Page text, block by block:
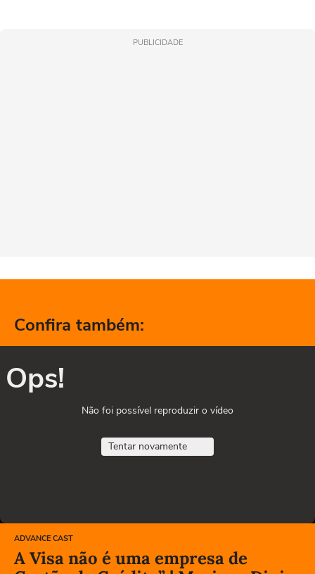
PUBLICIDADE
Confira também:
Ops!
Não foi possível reproduzir o vídeo
Tentar novamente
ADVANCE CAST
A Visa não é uma empresa de